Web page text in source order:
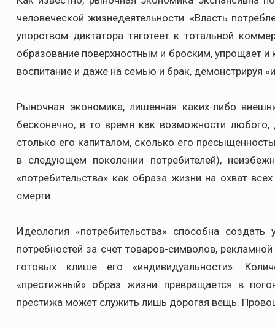
человеческой жизнедеятельности. «Власть
упорством диктатора тяготеет к тотальной
образование поверхностным и броским, упрощает и
воспитание и даже на семью и брак, демонстрируя
Рыночная экономика, лишенная каких-либо
бесконечно, в то время как возможности любого,
столько его капиталом, сколько его
в следующем поколении потребителей),
«потребительства» как образа жизни на охват
смерти.
Идеология «потребительства» способна
потребностей за счет товаров-символов,
готовых клише его «индивидуальности».
«престижный» образ жизни превращается в
престижа может служить лишь дорогая вещь.